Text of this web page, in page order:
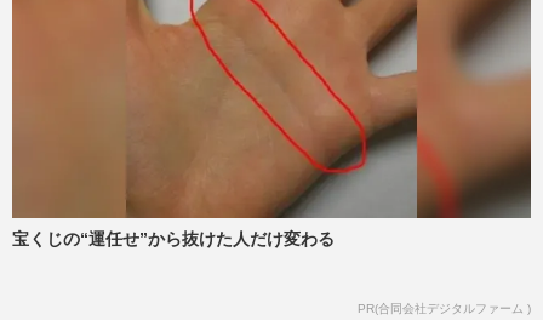
宝くじの“運任せ”から抜けた人だけ変わる
PR(合同会社デジタルファーム )